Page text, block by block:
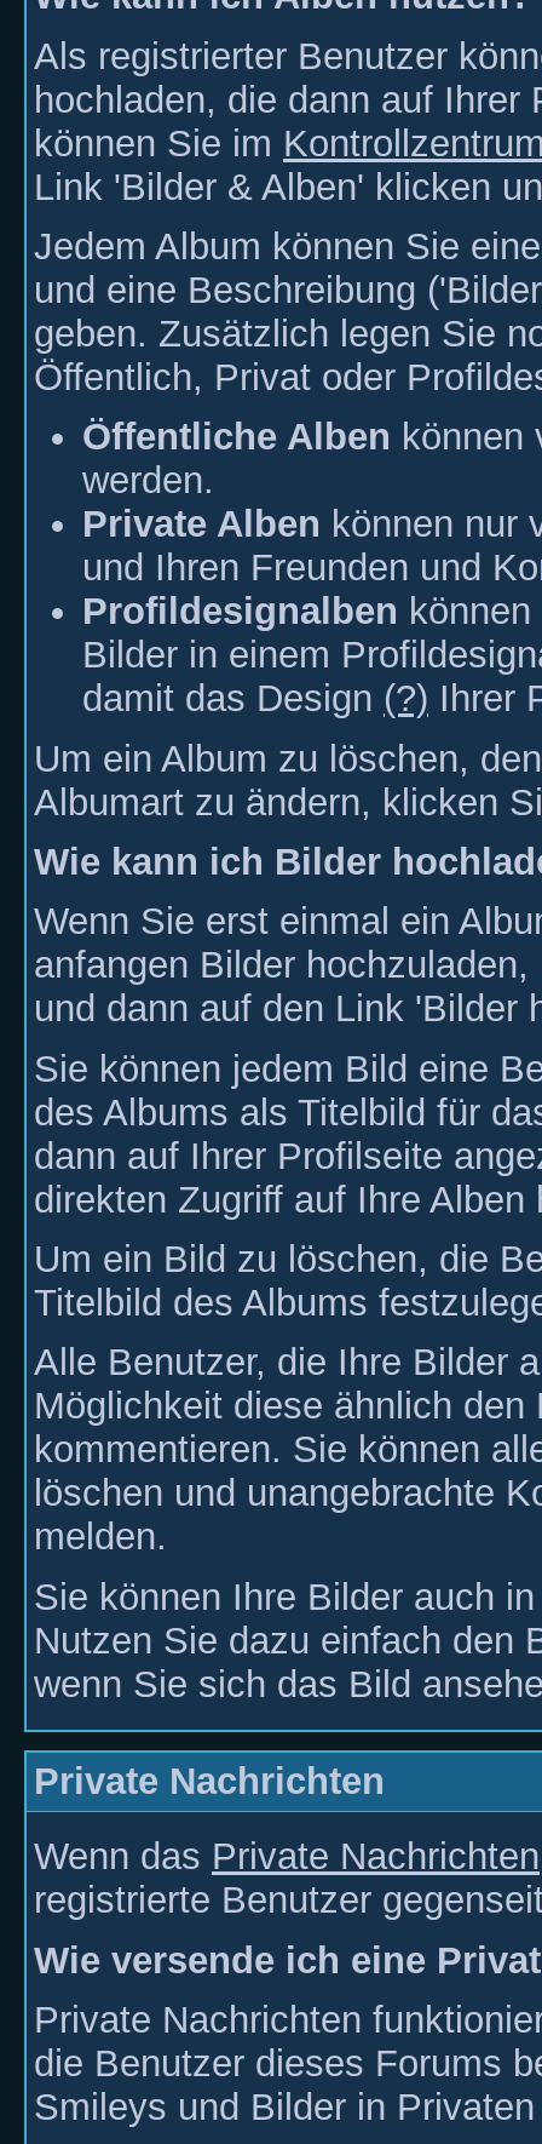
Als registrierter Benutzer
hochladen, die dann auf
können Sie im
Link 'Bilder & Alben' klicken
Jedem Album können Sie
und eine Beschreibung
geben. Zusätzlich legen Sie
Öffentlich, Privat oder
Öffentliche Alben können
werden.
Private Alben können nur
und Ihren Freunden und
Profildesignalben
Bilder in einem
damit das Design (?) Ihrer
Um ein Album zu löschen,
Albumart zu ändern, klicken
Wie kann ich Bilder
Wenn Sie erst einmal ein
anfangen Bilder
und dann auf den Link 'Bilder
Sie können jedem Bild eine
des Albums als Titelbild für
dann auf Ihrer Profilseite
direkten Zugriff auf Ihre Alben
Um ein Bild zu löschen, die
Titelbild des Albums
Alle Benutzer, die Ihre Bilder
Möglichkeit diese ähnlich
kommentieren. Sie können
löschen und unangebrachte
melden.
Sie können Ihre Bilder auch
Nutzen Sie dazu einfach den
wenn Sie sich das Bild
Private Nachrichten
Wenn das Private Nachrichten
registrierte Benutzer
Wie versende ich eine
Private Nachrichten
die Benutzer dieses Forums
Smileys und Bilder in